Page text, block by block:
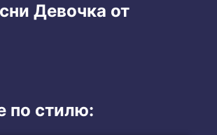
Девочка от
по стилю: